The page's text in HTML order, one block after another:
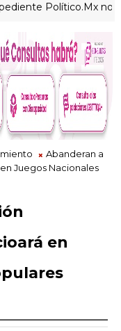
Político.Mx no. 1125
Abanderan a
Juegos Nacionales
en